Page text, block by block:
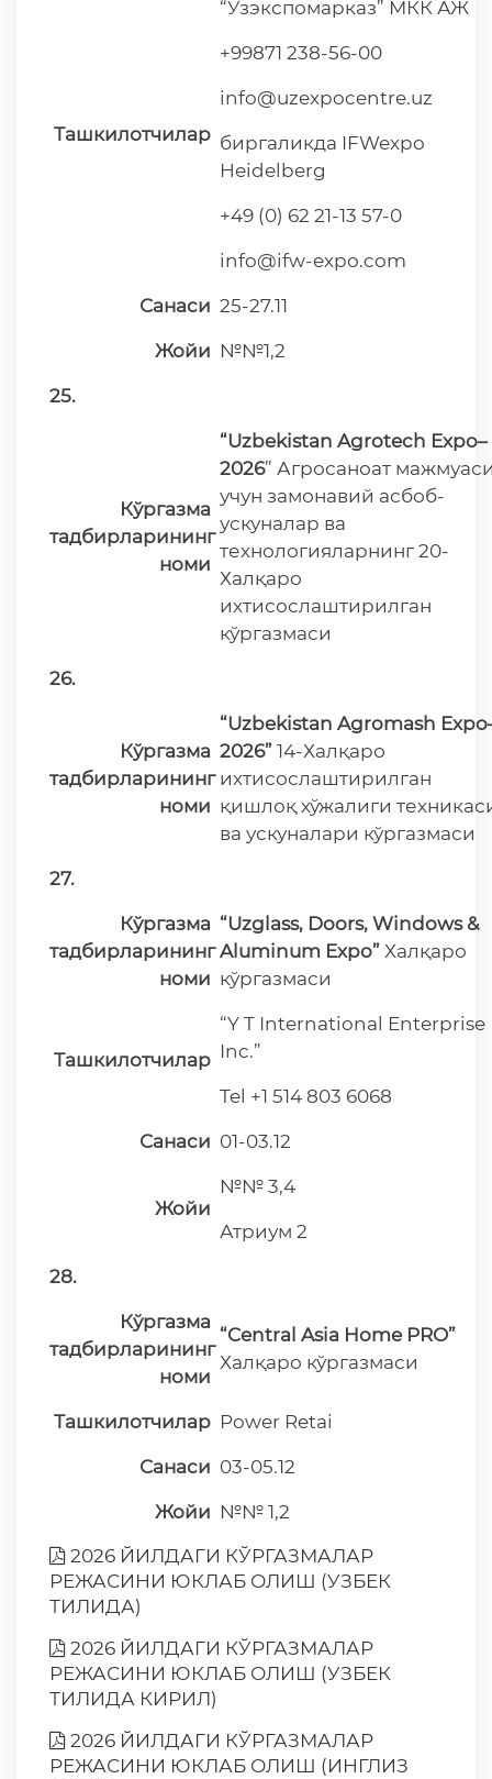
Ташкилотчилар
“Ўзэкспомарказ” МКК АЖ
+99871 238-56-00
info@uzexpocentre.uz
биргаликда IFWexpo
Heidelberg
+49 (0) 62 21-13 57-0
info@ifw-expo.com
Санаси 25-27.11
Жойи №№1,2
25.
Кўргазма
тадбирларининг
номи
“Uzbekistan Agrotech Expo–
2026” Агросаноат
учун замонавий асбоб-
ускуналар ва
технологияларнинг 20-
Халқаро
ихтисослаштирилган
кўргазмаси
26.
Кўргазма
тадбирларининг
номи
“Uzbekistan Agromash
2026” 14-Халқаро
ихтисослаштирилган
қишлоқ хўжалиги
ва ускуналари кўргазмаси
27.
Кўргазма
тадбирларининг
номи
“Uzglass, Doors, Windows &
Aluminum Expo”Халқаро
кўргазмаси
Ташкилотчилар
“Y T International Enterprise
Inc.”
Tel +1 514 803 6068
Санаси 01-03.12
Жойи
№№ 3,4
Атриум 2
28.
Кўргазма
тадбирларининг
номи
“Central Asia Home PRO”
Халқаро кўргазмаси
Ташкилотчилар Power Retai
Санаси 03-05.12
Жойи №№ 1,2
2026 ЙИЛДАГИ КЎРГАЗМАЛАР
РEЖАСИНИ ЮКЛАБ ОЛИШ (УЗБЕК
ТИЛИДА)
2026 ЙИЛДАГИ КЎРГАЗМАЛАР
РEЖАСИНИ ЮКЛАБ ОЛИШ (УЗБЕК
ТИЛИДА КИРИЛ)
2026 ЙИЛДАГИ КЎРГАЗМАЛАР
РЕЖАСИНИ ЮКЛАБ ОЛИШ (ИНГЛИЗ